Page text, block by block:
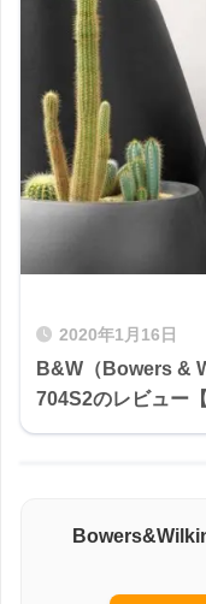
2020年1月16日
B&W（Bowers &
704S2のレビュー